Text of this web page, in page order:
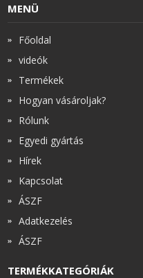
MENÜ
Főoldal
videók
Termékek
Hogyan vásároljak?
Rólunk
Egyedi gyártás
Hírek
Kapcsolat
ÁSZF
Adatkezelés
ÁSZF
TERMÉKKATEGÓRIÁK